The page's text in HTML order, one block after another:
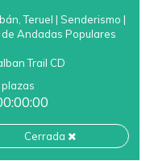
Teruel | Senderismo |
Andadas Populares
Trail CD
Cerrada